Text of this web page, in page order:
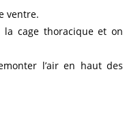
ventre.
cage thoracique et on
l’air en haut des